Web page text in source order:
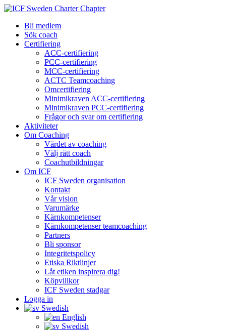
Bli medlem
Sök coach
Certifiering
ACC-certifiering
PCC-certifiering
MCC-certifiering
ACTC Teamcoaching
Omcertifiering
Minimikraven ACC-certifiering
Minimikraven PCC-certifiering
Frågor och svar om certifiering
Aktiviteter
Om Coaching
Värdet av coaching
Välj rätt coach
Coachutbildningar
Om ICF
ICF Sweden organisation
Kontakt
Vår vision
Varumärke
Kärnkompetenser
Kärnkompetenser teamcoaching
Partners
Bli sponsor
Integritetspolicy
Etiska Riktlinjer
Låt etiken inspirera dig!
Köpvillkor
ICF Sweden stadgar
Logga in
Swedish
English
Swedish